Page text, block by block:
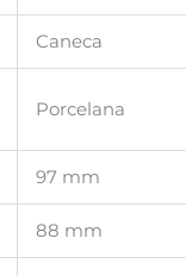
Caneca
Porcelana
97 mm
88 mm